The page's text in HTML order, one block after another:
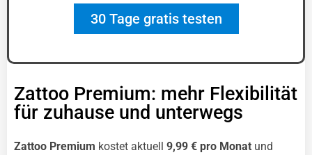
30 Tage gratis testen
Zattoo Premium: mehr Flexibilität
für zuhause und unterwegs
Zattoo Premium kostet aktuell 9,99 € pro Monat und